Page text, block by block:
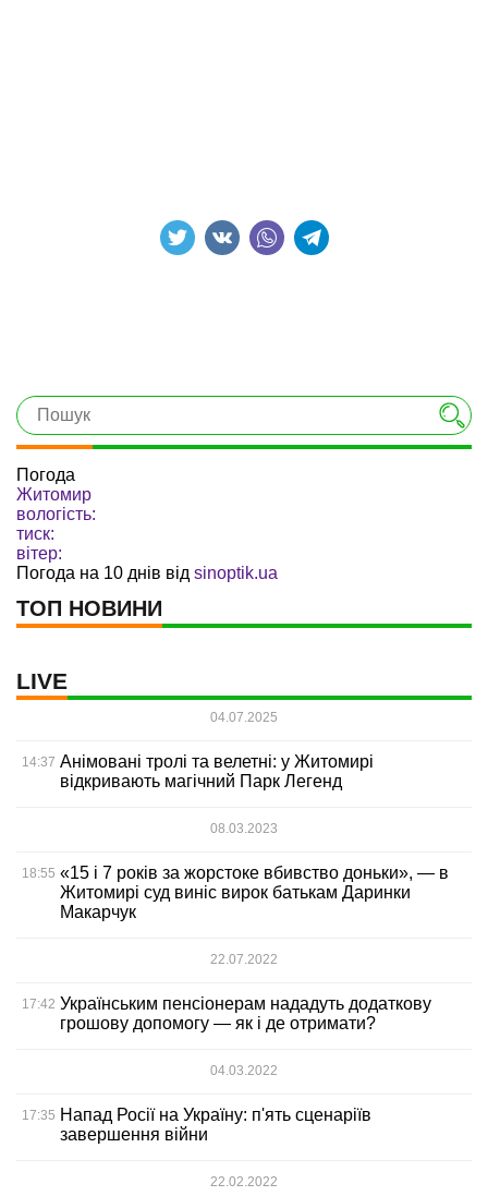
Погода
Житомир
вологість:
тиск:
вітер:
Погода на 10 днів від sinoptik.ua
ТОП НОВИНИ
LIVE
04.07.2025
14:37 Анімовані тролі та велетні: у Житомирі
відкривають магічний Парк Легенд
08.03.2023
18:55 «15 і 7 років за жорстоке вбивство доньки», — в
Житомирі суд виніс вирок батькам Даринки
Макарчук
22.07.2022
17:42 Українським пенсіонерам нададуть додаткову
грошову допомогу — як і де отримати?
04.03.2022
17:35 Напад Росії на Україну: п'ять сценаріїв
завершення війни
22.02.2022